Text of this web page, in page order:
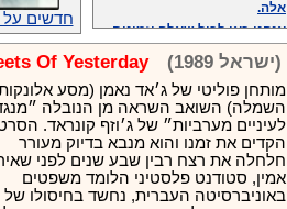
אנחנו כאן לכול שאלה וזמינים
במענה הטלפוני שלנו.ובמייל
.האתר לרשותכם פעיל 24/7
מענה טלפוני: 09-7652392
צוות דיוידי מאסטר ישיר.
זמינים במייל ובטלפון. האתר
לרשותכם פעיל 24/7
צוות דיוידי מאסטר ישיר.
אנחנו כאן לכול שאלה וזמינים
במענה הטלפוני שלנו.ובמייל
.האתר לרשותכם 24/7
חדשים
(ישראל 1989) Of Yesterday
מותחן פוליטי של ג׳אד נאמן (מסע
השמלה) השואב השראה מן הנובלה
לעיניים מערביות״ של ג׳וזף קונראד.
הקדים את זמנו והוא מנבא בדיוק מעורר
חלחלה את רצח רבין שבע שנים לפני
אמין, סטודנט פלסטיני הלומד משפטים
באוניברסיטה העברית, נחשד בחיסולו